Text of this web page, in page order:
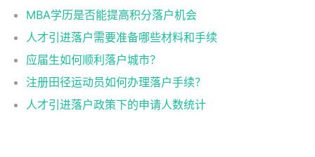
MBA学历是否能提高积分落户机会
人才引进落户需要准备哪些材料和手续
应届生如何顺利落户城市？
注册田径运动员如何办理落户手续？
人才引进落户政策下的申请人数统计